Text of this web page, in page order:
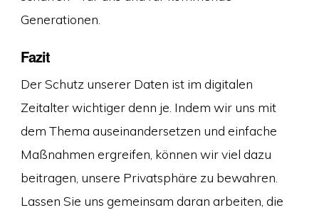
Generationen.
Fazit
Der Schutz unserer Daten ist im digitalen
Zeitalter wichtiger denn je. Indem wir uns mit
dem Thema auseinandersetzen und einfache
Maßnahmen ergreifen, können wir viel dazu
beitragen, unsere Privatsphäre zu bewahren.
Lassen Sie uns gemeinsam daran arbeiten, die